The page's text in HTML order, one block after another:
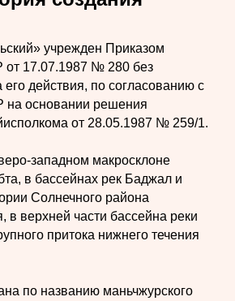
учрежден Приказом
17.07.1987 № 280 без
его действия, по согласованию с
основании решения
от 28.05.1987 № 259/1.
западном макросклоне
в бассейнах рек Баджал и
Солнечного района
в верхней части бассейна реки
притока нижнего течения
по названию маньчжурского